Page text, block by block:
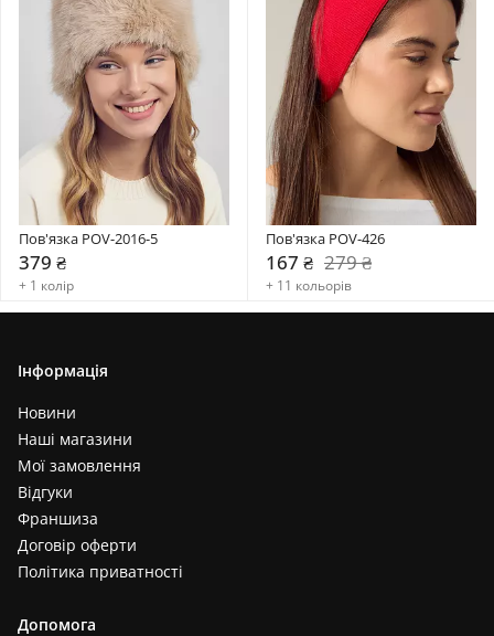
Пов'язка POV-2016-5
379 ₴
+ 1 колір
Пов'язка POV-426
167 ₴ 279 ₴
+ 11 кольорів
Інформація
Новини
Наші магазини
Мої замовлення
Відгуки
Франшиза
Договір оферти
Політика приватності
Допомога